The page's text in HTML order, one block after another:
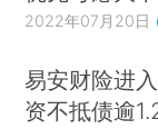
2022年07月20日
易安财险进
资不抵债逾